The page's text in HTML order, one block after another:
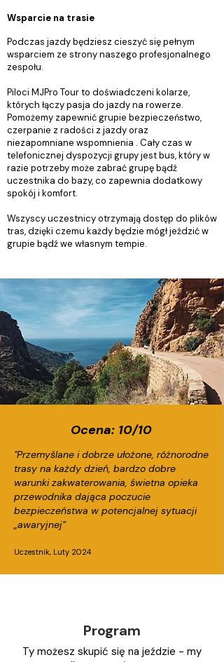
Wsparcie na trasie
Podczas jazdy będziesz cieszyć się pełnym
wsparciem ze strony naszego profesjonalnego
zespołu.
Piloci MJPro Tour to doświadczeni kolarze,
których łączy pasja do jazdy na rowerze.
Pomożemy zapewnić grupie bezpieczeństwo,
czerpanie z radości z jazdy oraz
niezapomniane wspomnienia . Cały czas w
telefonicznej dyspozycji grupy jest bus, który w
razie potrzeby może zabrać grupę bądź
uczestnika do bazy, co zapewnia dodatkowy
spokój i komfort.
Wszyscy uczestnicy otrzymają dostęp do plików
tras, dzięki czemu każdy będzie mógł jeździć w
grupie bądź we własnym tempie.
Ocena: 10/10
"Przemyślane i dobrze ułożone, różnorodne
trasy na każdy dzień, bardzo dobre
warunki zakwaterowania, świetna opieka
przewodnika dająca poczucie
bezpieczeństwa w potencjalnej sytuacji
„awaryjnej”
Uczestnik, Luty 2024
Program
Ty możesz skupić się na jeździe - my